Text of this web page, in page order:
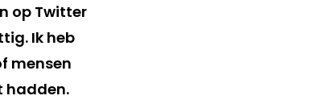
op Twitter
Ik heb
mensen
hadden.